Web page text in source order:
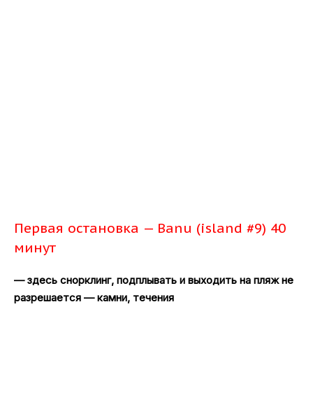
Первая остановка — Banu (island #9) 40
минут
— здесь снорклинг, подплывать и выходить на пляж не
разрешается — камни, течения